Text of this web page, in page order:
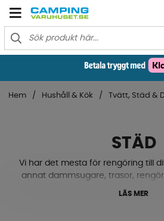
Hem Hushåll & Kök Tvätt, Städ &
STÄD
Vi har det mesta för rengöring till
annat dammsugare, trasor,
baljor, tvättmedel, våtservetter,
LÄS MER